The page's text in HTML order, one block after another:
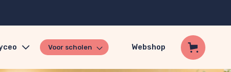
Voor scholen Webshop